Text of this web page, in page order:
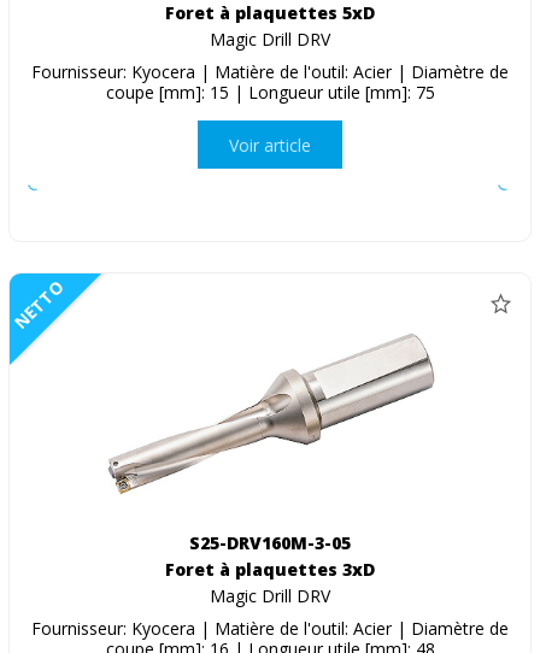
Foret à plaquettes 5xD
Magic Drill DRV
Fournisseur: Kyocera | Matière de l'outil: Acier | Diamètre de
coupe [mm]: 15 | Longueur utile [mm]: 75
Voir article
NETTO
S25-DRV160M-3-05
Foret à plaquettes 3xD
Magic Drill DRV
Fournisseur: Kyocera | Matière de l'outil: Acier | Diamètre de